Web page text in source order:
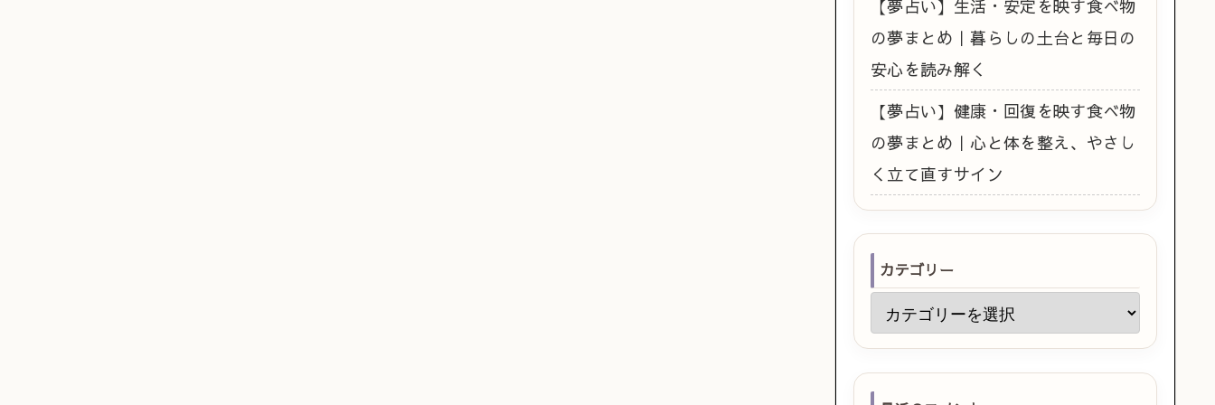
【夢占い】生活・安定を映す食べ物
の夢まとめ｜暮らしの土台と毎日の
安心を読み解く
【夢占い】健康・回復を映す食べ物
の夢まとめ｜心と体を整え、やさし
く立て直すサイン
カテゴリー